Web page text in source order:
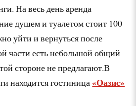
На весь день аренда
душем и туалетом стоит 100
уйти и вернуться после
части есть небольшой общий
стороне не предлагают.В
находится гостиница«Оазис»